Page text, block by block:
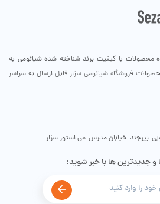
محصولات با کیفیت برند شناخته شده شیائومی به
فروشگاه شیائومی سزار قابل ارسال به سراسر
مدرس_می استور سزار
و جدیدترین ها با خبر شوید: